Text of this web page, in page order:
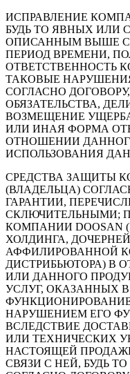
ИСПРАВЛЕНИЕ
БУДЬ ТО ЯВНЫХ ИЛИ
ОПИСАННЫМ ВЫШЕ
ПЕРИОД ВРЕМЕНИ,
ОТВЕТСТВЕННОСТЬ
ТАКОВЫЕ
СОГЛАСНО
ОБЯЗАТЕЛЬСТВА,
ВОЗМЕЩЕНИЕ
ИЛИ ИНАЯ ФОРМА
ОТНОШЕНИИ
ИСПОЛЬЗОВАНИЯ
СРЕДСТВА ЗАЩИТЫ
(ВЛАДЕЛЬЦА)
ГАРАНТИИ,
СКЛЮЧИТЕЛЬНЫМИ;
КОМПАНИИ DOOSAN
ХОЛДИНГА,
АФФИЛИРОВАННОЙ
ДИСТРИБЬЮТОРА) В
ИЛИ ДАННОГО
УСЛУГ, ОКАЗАННЫХ В
НАРУШЕНИЕМ ЕГО
ВСЛЕДСТВИЕ
ИЛИ ТЕХНИЧЕСКИХ
НАСТОЯЩЕЙ
СВЯЗИ С НЕЙ, БУДЬ